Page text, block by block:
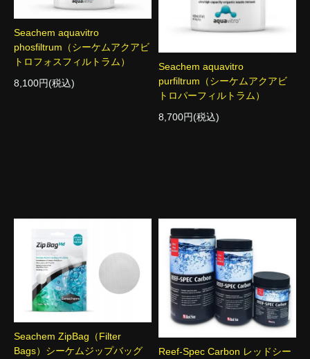
Seachem aquavitro
phosfiltrum（シーケムアクアビ
トロフォスフィルトラム）
8,100円(税込)
Seachem aquavitro
purfiltrum（シーケムアクアビ
トロパーフィルトラム）
8,700円(税込)
Seachem ZipBag（Filter
Bags）シーケムジップバッグ
Reef-Spec Carbon レッドシー